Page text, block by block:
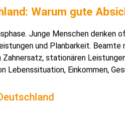
Warum gute
Junge Menschen denken
und Planbarkeit.
stationären
Lebenssituation, Einkommen,